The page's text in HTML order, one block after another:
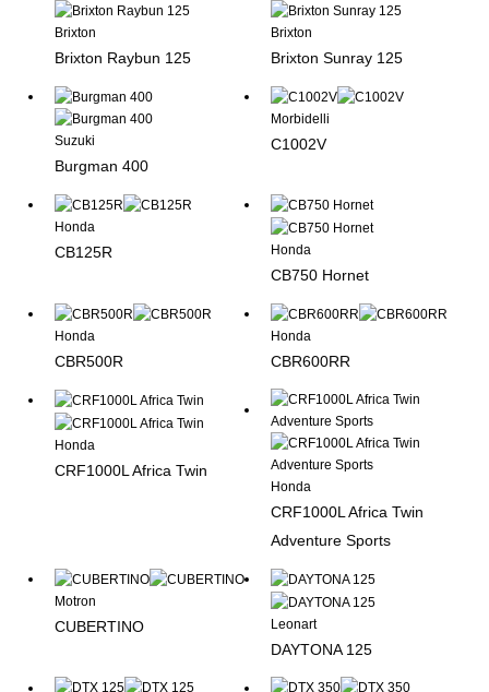
Brixton
Brixton Raybun 125
Brixton
Brixton Sunray 125
Suzuki
Burgman 400
Morbidelli
C1002V
Honda
CB125R Honda
CB750 Hornet
Honda
CBR500R
Honda
CBR600RR
Honda
CRF1000L Africa Twin
Honda
CRF1000L Africa Twin
Adventure Sports
Motron
CUBERTINO Leonart
DAYTONA 125